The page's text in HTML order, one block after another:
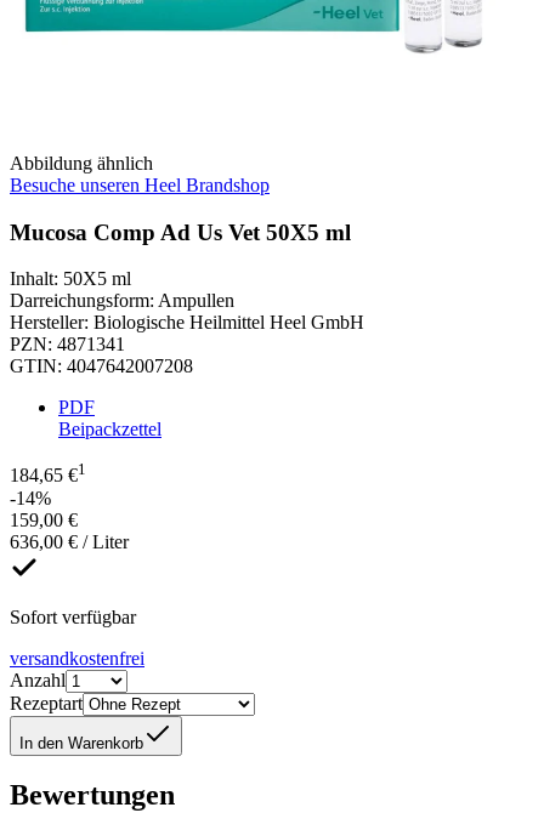
Abbildung ähnlich
Besuche unseren Heel Brandshop
Mucosa Comp Ad Us Vet 50X5 ml
Inhalt: 50X5 ml
Darreichungsform: Ampullen
Hersteller: Biologische Heilmittel Heel GmbH
PZN: 4871341
GTIN: 4047642007208
PDF
Beipackzettel
184,65 €1
-14%
159,00 €
636,00 € / Liter
Sofort verfügbar
versandkostenfrei
Anzahl
Rezeptart
In den Warenkorb
Bewertungen